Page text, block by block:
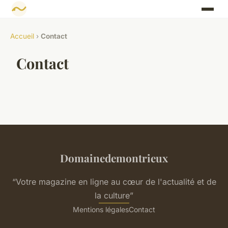
Accueil › Contact
Contact
Domainedemontrieux
“Votre magazine en ligne au cœur de l'actualité et de
la culture”
Mentions légalesContact